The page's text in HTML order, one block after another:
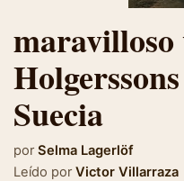
Suecia
por Selma Lagerlöf
Leído por Victor Villarraza